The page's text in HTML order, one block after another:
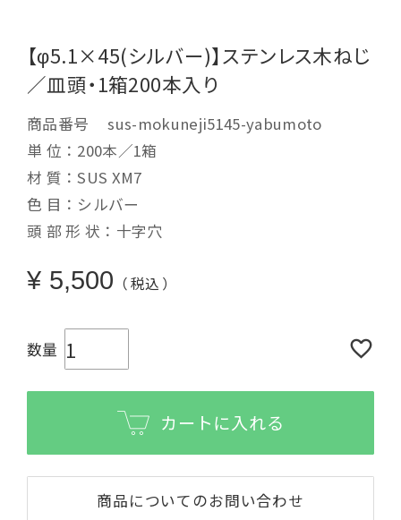
【φ5.1×45(シルバー)】ステンレス木ねじ
／皿頭・1箱200本入り
商品番号
sus-mokuneji5145-yabumoto
単 位：200本／1箱
材 質：SUS XM7
色 目：シルバー
頭 部 形 状：十字穴
¥ 5,500 税込
カートに入れる
商品についてのお問い合わせ